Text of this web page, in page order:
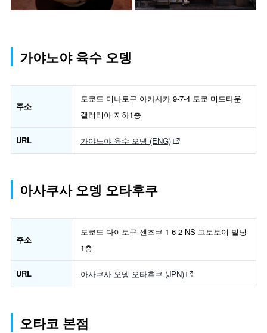
가야노야 육수 오뎅
주소
도쿄도 미나토구 아카사카 9-7-4 도쿄 미드타운
갤러리아 지하1층
URL 가야노야 육수 오뎅 (ENG)
아사쿠사 오뎅 오타후쿠
주소
도쿄도 다이토구 센조쿠 1-6-2 NS 고토토이 빌딩
1층
URL 아사쿠사 오뎅 오타후쿠 (JPN)
오타코 본점